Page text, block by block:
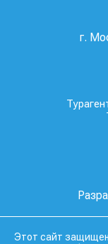
г.
Этот сайт